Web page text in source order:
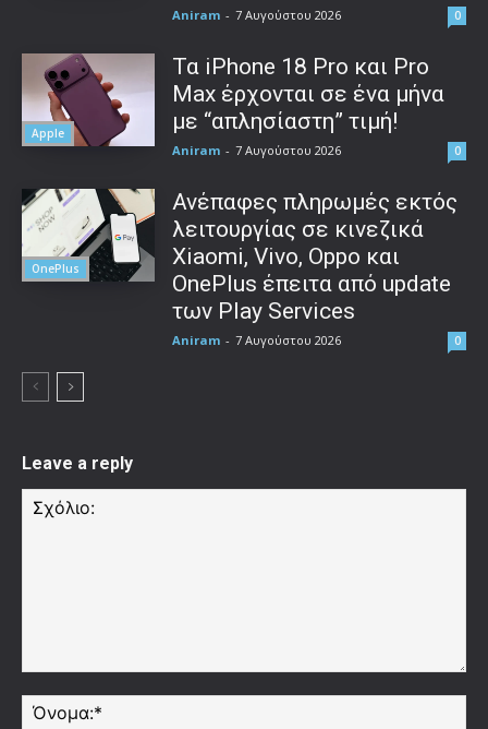
Aniram - 7 Αυγούστου 2026 0
Apple
Τα iPhone 18 Pro και Pro
Max έρχονται σε ένα μήνα
με “απλησίαστη” τιμή!
Aniram - 7 Αυγούστου 2026 0
OnePlus
Ανέπαφες πληρωμές εκτός
λειτουργίας σε κινεζικά
Xiaomi, Vivo, Oppo και
OnePlus έπειτα από update
των Play Services
Aniram - 7 Αυγούστου 2026 0
Leave a reply